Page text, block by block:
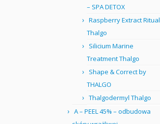
– SPA DETOX
Raspberry Extract Ritual
Thalgo
Silicium Marine
Treatment Thalgo
Shape & Correct by
THALGO
Thalgodermyl Thalgo
A – PEEL 45% – odbudowa